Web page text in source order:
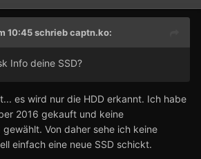
10:45 schriebcaptn.ko:
Info deine SSD?
es wird nur die HDD erkannt. Ich habe
2016 gekauft und keine
Von daher sehe ich keine
einfach eine neue SSD schickt.